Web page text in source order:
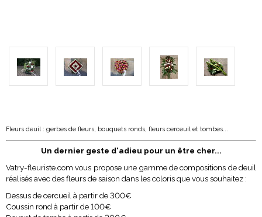
Fleurs deuil : gerbes de fleurs, bouquets ronds, fleurs cerceuil et tombes...
Un dernier geste d'adieu pour un être cher...
Vatry-fleuriste.com vous propose une gamme de compositions de deuil
réalisés avec des fleurs de saison dans les coloris que vous souhaitez :
Dessus de cercueil à partir de 300€
Coussin rond à partir de 100€